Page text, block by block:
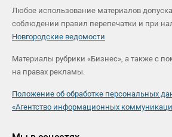
Любое использование материалов
соблюдении правил перепечатки и при
Новгородские ведомости
Материалы рубрики «Бизнес», а также с
на правах рекламы.
Положение об обработке персональных
«Агентство информационных